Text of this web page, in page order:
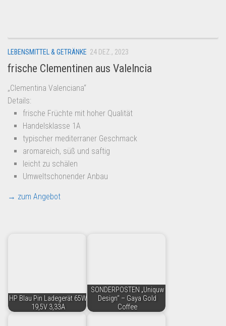
Amazon
Aldi
Lidl
Kostenlos verkaufen
Anmelden
Kostenlos Registrieren
Newsletter
LEBENSMITTEL & GETRÄNKE 24 DEZ., 2023
frische Clementinen aus Valelncia
„Clementina Valenciana“
Details:
frische Früchte mit hoher Qualität
Handelsklasse 1A
typischer mediterraner Geschmack
aromareich, süß und saftig
leicht zu schälen
Umweltschonender Anbau
→ zum Angebot
HP Blau Pin Ladegerät 65W
19,5V 3,33A
SONDERPOSTEN „Uniquw
Design“ – Gaya Gold
Coffee